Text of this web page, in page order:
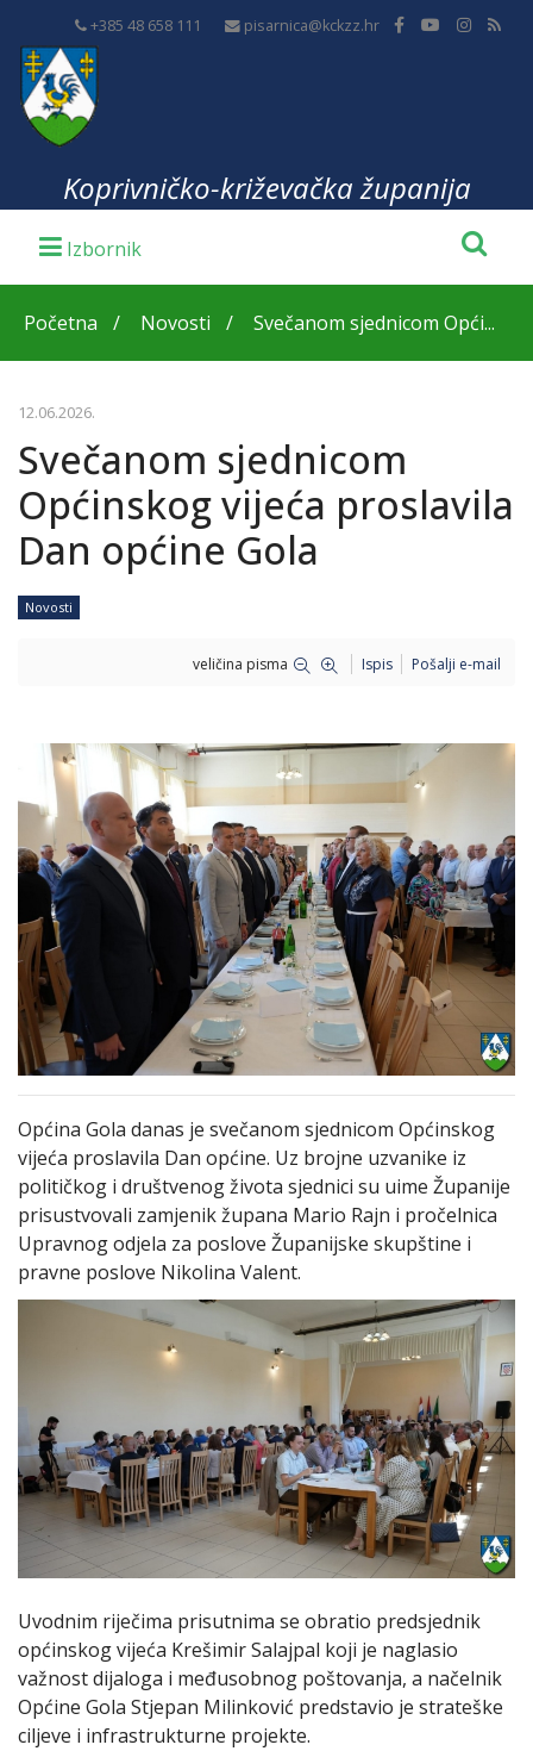
+385 48 658 111 pisarnica@kckzz.hr
Koprivničko-križevačka županija
Početna Novosti Svečanom sjednicom Opći...
12.06.2026.
Svečanom sjednicom
Općinskog vijeća proslavila
Dan općine Gola
Novosti
veličina pisma Ispis Pošalji e-mail
Općina Gola danas je svečanom sjednicom Općinskog
vijeća proslavila Dan općine. Uz brojne uzvanike iz
političkog i društvenog života sjednici su uime Županije
prisustvovali zamjenik župana Mario Rajn i pročelnica
Upravnog odjela za poslove Županijske skupštine i
pravne poslove Nikolina Valent.
Uvodnim riječima prisutnima se obratio predsjednik
općinskog vijeća Krešimir Salajpal koji je naglasio
važnost dijaloga i međusobnog poštovanja, a načelnik
Općine Gola Stjepan Milinković predstavio je strateške
ciljeve i infrastrukturne projekte.